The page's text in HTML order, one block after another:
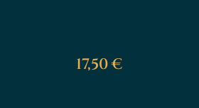
17,50 €